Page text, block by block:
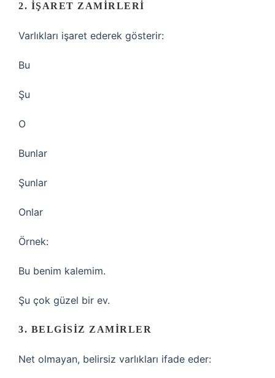
2. İŞARET ZAMIRLERI
Varlıkları işaret ederek gösterir:
Bu
Şu
O
Bunlar
Şunlar
Onlar
Örnek:
Bu benim kalemim.
Şu çok güzel bir ev.
3. BELGISIZ ZAMIRLER
Net olmayan, belirsiz varlıkları ifade eder: